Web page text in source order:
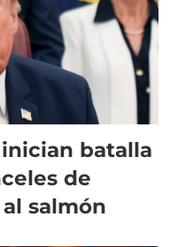
batalla
de
salmón